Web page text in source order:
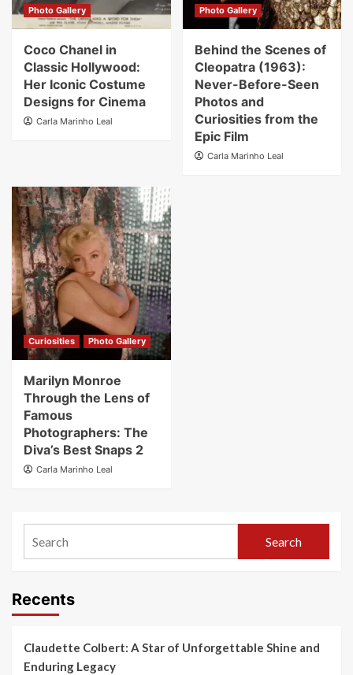
Photo Gallery
Coco Chanel in
Classic Hollywood:
Her Iconic Costume
Designs for Cinema
Carla Marinho Leal
Photo Gallery
Behind the Scenes of
Cleopatra (1963):
Never-Before-Seen
Photos and
Curiosities from the
Epic Film
Carla Marinho Leal
Curiosities Photo Gallery
Marilyn Monroe
Through the Lens of
Famous
Photographers: The
Diva’s Best Snaps 2
Carla Marinho Leal
Search
Recents
Claudette Colbert: A Star of Unforgettable Shine and
Enduring Legacy